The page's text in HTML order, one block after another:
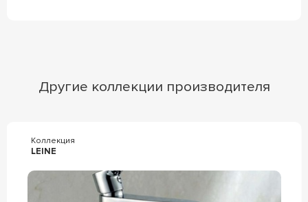
Другие коллекции производителя
Коллекция
LEINE